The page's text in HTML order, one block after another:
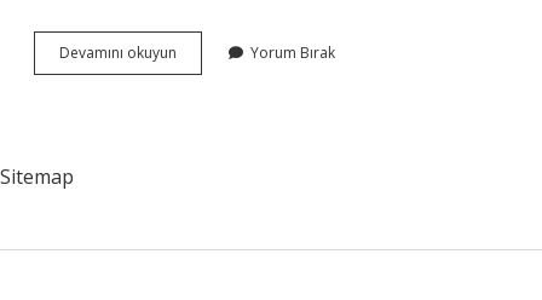
Devamını okuyun
Ve
Yorum Bırak
Sitemap